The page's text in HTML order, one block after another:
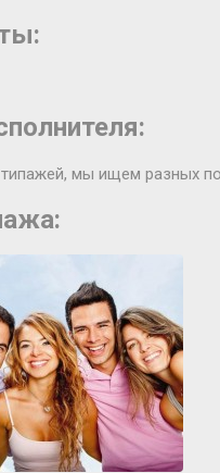
мы ищем разных